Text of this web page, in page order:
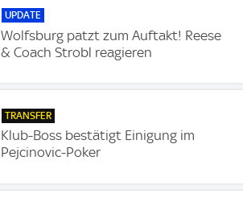
UPDATE
Wolfsburg patzt zum Auftakt! Reese
& Coach Strobl reagieren
TRANSFER
Klub-Boss bestätigt Einigung im
Pejcinovic-Poker